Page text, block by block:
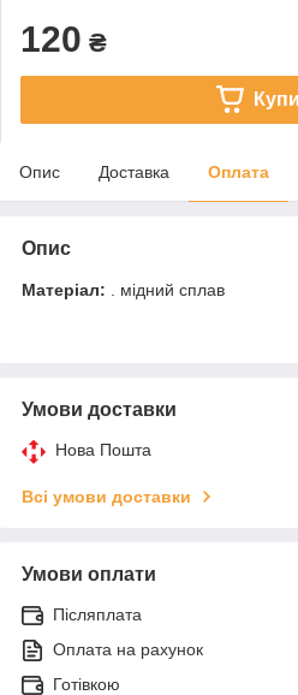
120 ₴
Опис Доставка Оплата
Опис
Матеріал: . мідний сплав
Умови доставки
Нова Пошта
Всі умови доставки
Умови оплати
Післяплата
Оплата на рахунок
Готівкою